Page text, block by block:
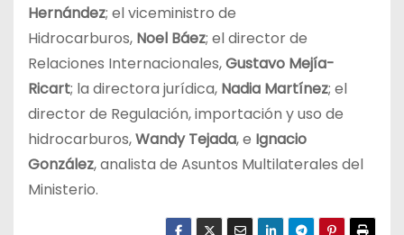
Hernández; el viceministro de
Hidrocarburos, Noel Báez; el director de
Relaciones Internacionales,Gustavo Mejía-
Ricart; la directora jurídica, Nadia Martínez; el
director de Regulación, importación y uso de
hidrocarburos,Wandy Tejada, e Ignacio
González, analista de Asuntos Multilaterales del
Ministerio.